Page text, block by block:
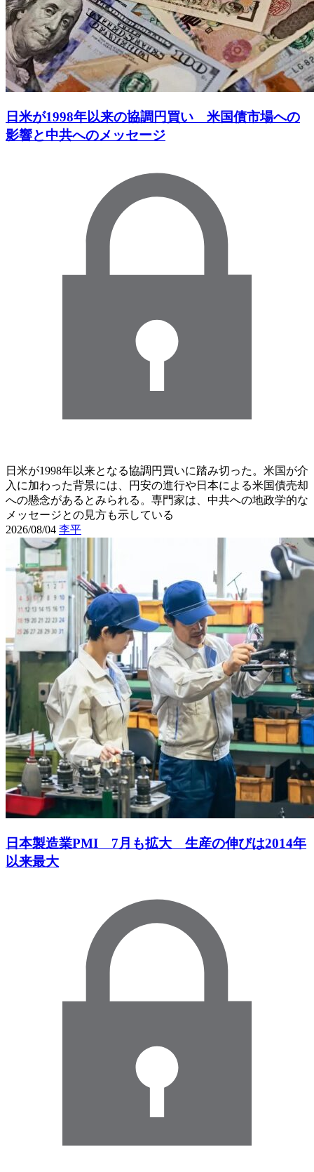
日米が1998年以来の協調円買い 米国債市場への
影響と中共へのメッセージ
日米が1998年以来となる協調円買いに踏み切った。米国が介
入に加わった背景には、円安の進行や日本による米国債売却
への懸念があるとみられる。専門家は、中共への地政学的な
メッセージとの見方も示している
2026/08/04 李平
日本製造業PMI 7月も拡大 生産の伸びは2014年
以来最大